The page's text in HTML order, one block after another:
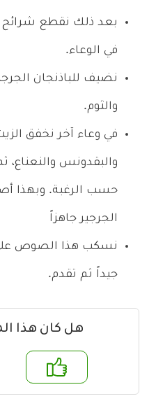
بعد ذلك نقطع شرائح
في الوعاء.
نضيف للباذنجان
والثوم.
في وعاء آخر نخفق
والبقدونس
حسب الرغبة.
الجرجير جاهزاً
نسكب هذا الصوص
جيداً ثم تقدم.
هل كان هذا
لا